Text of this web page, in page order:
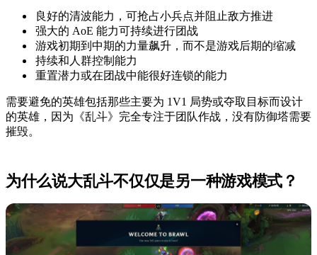
良好的清波能力，可抢占小兵点并阻止敌方推进
强大的 AoE 能力可持续进行团战
游戏初期到中期的力量飙升，而不是游戏后期的缩减
持续和人群控制能力
重置潜力或在团战中能很好连锁的能力
需要避免的英雄包括那些主要为 1V1 局势或夺取目标而设计
的英雄，因为《乱斗》完全专注于团队作战，没有防御塔需要
摧毁。
为什么说大乱斗不仅仅是另一种游戏模式？